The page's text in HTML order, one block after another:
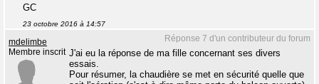
GC
23 octobre 2016 à 14:57
Réponse 7 d'un contributeur du forum
mdelimbe
Membre inscrit J'ai eu la réponse de ma fille concernant ses divers
essais.
Pour résumer, la chaudière se met en sécurité quelle que